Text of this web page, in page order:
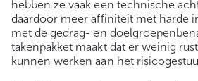
hebben ze vaak een technische
daardoor meer affiniteit met harde
met de gedrag- en
takenpakket maakt dat er weinig
kunnen werken aan het